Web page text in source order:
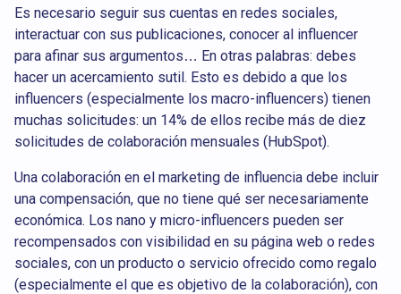
Es necesario seguir sus cuentas en redes sociales,
interactuar con sus publicaciones, conocer al influencer
para afinar sus argumentos… En otras palabras: debes
hacer un acercamiento sutil. Esto es debido a que los
influencers (especialmente los macro-influencers) tienen
muchas solicitudes: un 14% de ellos recibe más de diez
solicitudes de colaboración mensuales (HubSpot).
Una colaboración en el marketing de influencia debe incluir
una compensación, que no tiene qué ser necesariamente
económica. Los nano y micro-influencers pueden ser
recompensados con visibilidad en su página web o redes
sociales, con un producto o servicio ofrecido como regalo
(especialmente el que es objetivo de la colaboración), con